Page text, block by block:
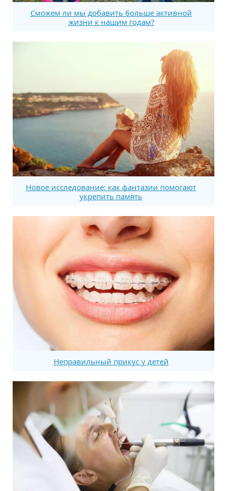
Сможем ли мы добавить больше активной
жизни к нашим годам?
Новое исследование: как фантазии помогают
укрепить память
Неправильный прикус у детей